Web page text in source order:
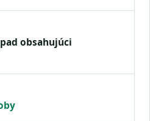
obsahujúci